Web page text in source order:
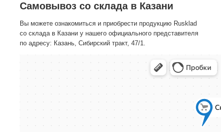
Самовывоз со склада в Казани
Вы можете ознакомиться и приобрести продукцию Rusklad
со склада в Казани у нашего официального представителя
по адресу: Казань, Сибирский тракт, 47/1.